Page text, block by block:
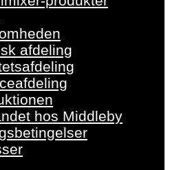
afdeling
hos Middleby